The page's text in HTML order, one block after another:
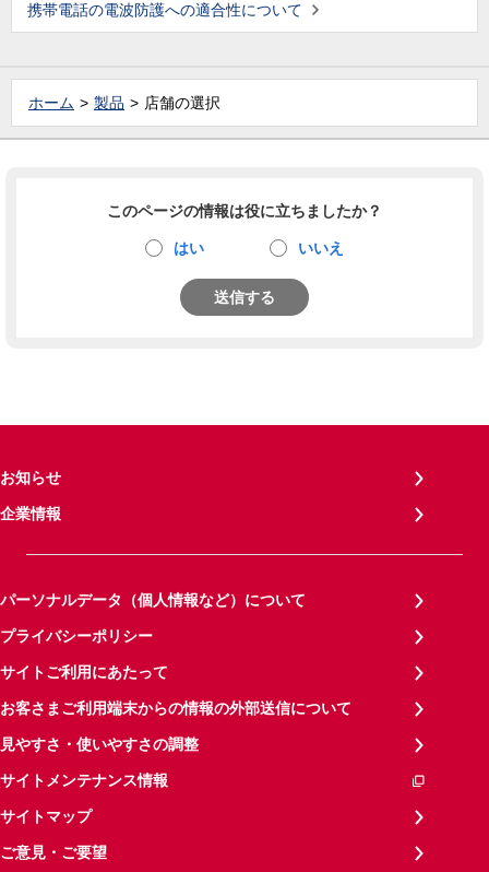
携帯電話の電波防護への適合性について
ホーム 製品 店舗の選択
このページの情報は役に立ちましたか？
はい いいえ
送信する
お知らせ
企業情報
パーソナルデータ（個人情報など）について
プライバシーポリシー
サイトご利用にあたって
お客さまご利用端末からの情報の外部送信について
見やすさ・使いやすさの調整
サイトメンテナンス情報
サイトマップ
ご意見・ご要望